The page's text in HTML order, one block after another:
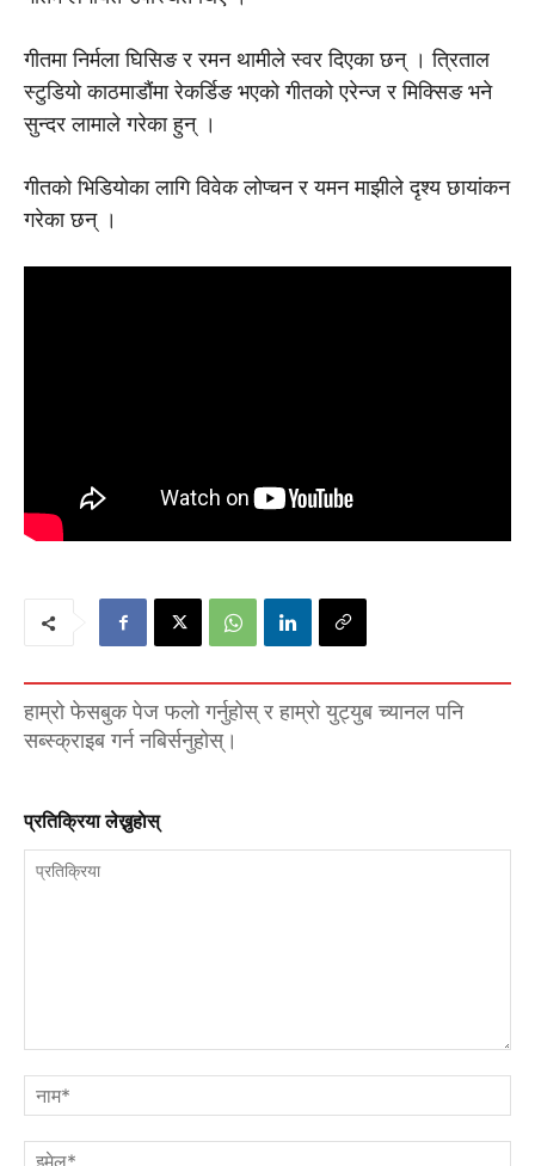
गीतमा निर्मला घिसिङ र रमन थामीले स्वर दिएका छन् । त्रिताल
स्टुडियो काठमाडौंमा रेकर्डिङ भएको गीतको एरेन्ज र मिक्सिङ भने
सुन्दर लामाले गरेका हुन् ।
गीतको भिडियोका लागि विवेक लोप्चन र यमन माझीले दृश्य छायांकन
गरेका छन् ।
हाम्रो फेसबुक पेज फलो गर्नुहोस् र हाम्रो युट्युब च्यानल पनि
सब्स्क्राइब गर्न नबिर्सनुहोस्।
प्रतिक्रिया लेख्नुहाेस्